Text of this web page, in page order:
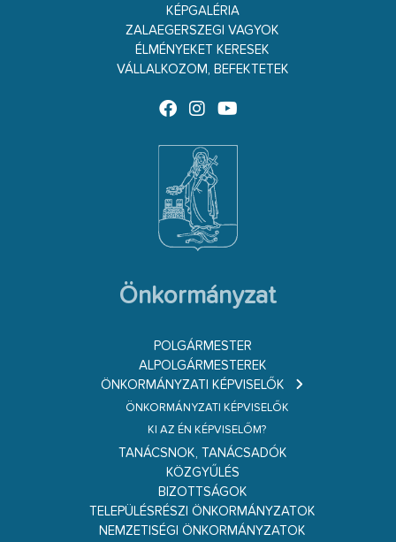
KÉPGALÉRIA
ZALAEGERSZEGI VAGYOK
ÉLMÉNYEKET KERESEK
VÁLLALKOZOM, BEFEKTETEK
Önkormányzat
POLGÁRMESTER
ALPOLGÁRMESTEREK
ÖNKORMÁNYZATI KÉPVISELŐK
ÖNKORMÁNYZATI KÉPVISELŐK
KI AZ ÉN KÉPVISELŐM?
TANÁCSNOK, TANÁCSADÓK
KÖZGYŰLÉS
BIZOTTSÁGOK
TELEPÜLÉSRÉSZI ÖNKORMÁNYZATOK
NEMZETISÉGI ÖNKORMÁNYZATOK